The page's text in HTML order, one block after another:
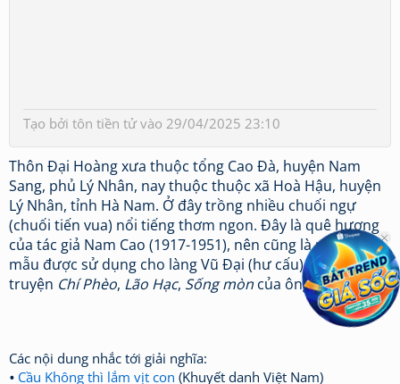
Tạo bởi tôn tiền tửvào 29/04/2025 23:10
Thôn Đại Hoàng xưa thuộc tổng Cao Đà, huyện Nam
Sang, phủ Lý Nhân, nay thuộc thuộc xã Hoà Hậu, huyện
Lý Nhân, tỉnh Hà Nam. Ở đây trồng nhiều chuối ngự
(chuối tiến vua) nổi tiếng thơm ngon. Đây là quê hương
của tác giả Nam Cao (1917-1951), nên cũng là nguyên
mẫu được sử dụng cho làng Vũ Đại (hư cấu) trong các
truyện Chí Phèo, Lão Hạc, Sống mòn của ông.
Các nội dung nhắc tới giải nghĩa:
Cầu Không thì lắm vịt con (Khuyết danh Việt Nam)